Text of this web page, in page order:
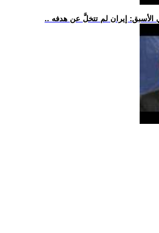
الأسبق: إيران لم تتخلَّ عن هدفه